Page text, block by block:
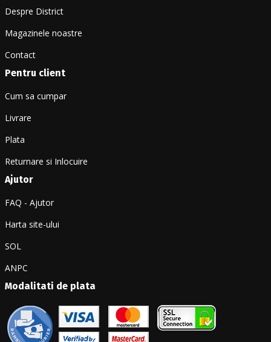
Despre District
Magazinele noastre
Contact
Pentru client
Cum sa cumpar
Livrare
Plata
Returnare si Inlocuire
Ajutor
FAQ - Ajutor
Harta site-ului
SOL
ANPC
Modalitati de plata